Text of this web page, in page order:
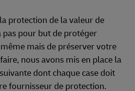
protection de la valeur de
pour but de protéger
mais de préserver votre
nous avons mis en place la
dont chaque case doit
fournisseur de protection.